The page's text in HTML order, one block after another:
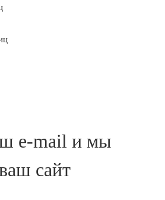
e-mail и мы
сайт